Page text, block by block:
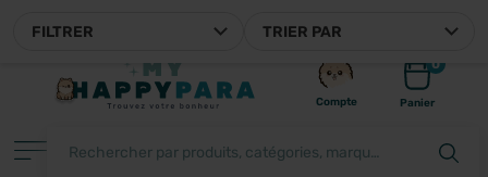
Compte
0
Panier
TRIER PAR
FILTRER